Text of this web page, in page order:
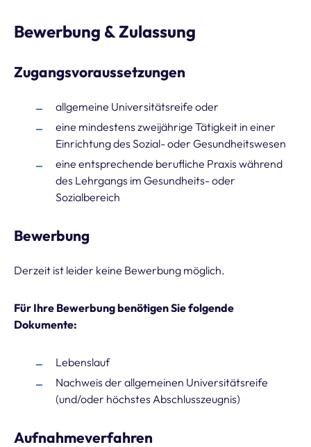
Bewerbung & Zulassung
Zugangsvoraussetzungen
allgemeine Universitätsreife oder
eine mindestens zweijährige Tätigkeit in einer
Einrichtung des Sozial- oder Gesundheitswesen
eine entsprechende berufliche Praxis während
des Lehrgangs im Gesundheits- oder
Sozialbereich
Bewerbung
Derzeit ist leider keine Bewerbung möglich.
Für Ihre Bewerbung benötigen Sie folgende
Dokumente:
Lebenslauf
Nachweis der allgemeinen Universitätsreife
(und/oder höchstes Abschlusszeugnis)
Aufnahmeverfahren